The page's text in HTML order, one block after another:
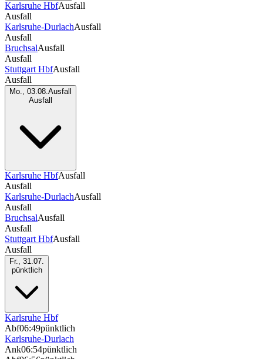
Karlsruhe HbfAusfall
Ausfall
Karlsruhe-DurlachAusfall
Ausfall
BruchsalAusfall
Ausfall
Stuttgart HbfAusfall
Ausfall
Mo., 03.08.Ausfall
Ausfall
Karlsruhe HbfAusfall
Ausfall
Karlsruhe-DurlachAusfall
Ausfall
BruchsalAusfall
Ausfall
Stuttgart HbfAusfall
Ausfall
Fr., 31.07.
pünktlich
Karlsruhe Hbf
Abf06:49pünktlich
Karlsruhe-Durlach
Ank06:54pünktlich